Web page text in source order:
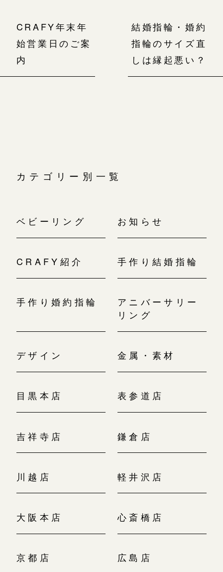
CRAFY年末年
始営業日のご案
内
結婚指輪・婚約
指輪のサイズ直
しは縁起悪い？
カテゴリー別一覧
ベビーリング お知らせ
CRAFY紹介 手作り結婚指輪
手作り婚約指輪
アニバーサリー
リング
デザイン 金属・素材
目黒本店 表参道店
吉祥寺店 鎌倉店
川越店 軽井沢店
大阪本店 心斎橋店
京都店 広島店